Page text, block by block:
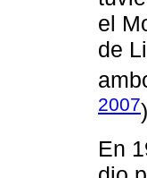
el
de
2007
En